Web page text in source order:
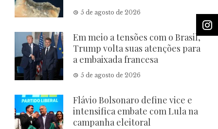
5 de agosto de 2026
Em meio a tensões com o Brasil,
Trump volta suas atenções para
a embaixada francesa
5 de agosto de 2026
Flávio Bolsonaro define vice e
intensifica embate com Lula na
campanha eleitoral